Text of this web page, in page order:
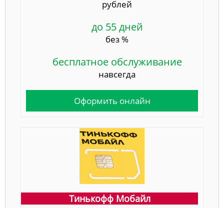
рублей
до 55 дней
без %
бесплатное обслуживание
навсегда
Оформить онлайн
Тинькофф Мобайл